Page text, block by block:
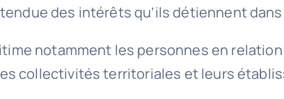
des intérêts qu’ils détiennent
notamment les personnes en
collectivités territoriales et leurs